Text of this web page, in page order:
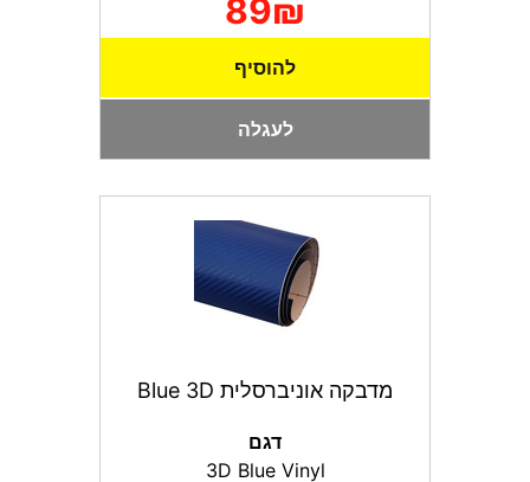
89₪
להוסיף
לעגלה
מדבקה אוניברסלית Blue 3D
דגם